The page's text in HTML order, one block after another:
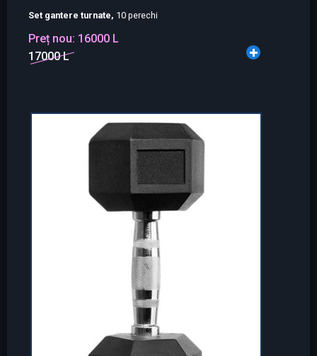
Set gantere turnate, 10 perechi
Preț nou: 16000 L
17000 L